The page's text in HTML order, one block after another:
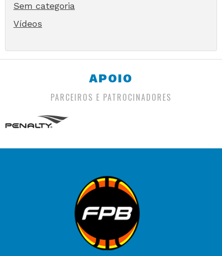
Sem categoria
Vídeos
APOIO
PARCEIROS E PATROCINADORES